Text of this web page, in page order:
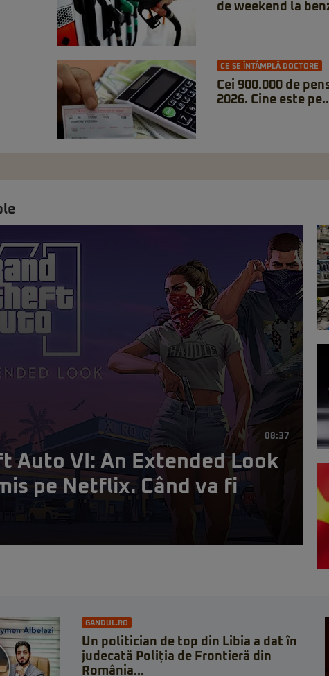
de weekend la
CE SE ÎNTÂMPLĂ DOCTORE
Cei 900.000 de
2026. Cine este
08:37
Auto VI: An Extended Look
pe Netflix. Când va fi
GANDUL.RO
Un politician de top din Libia a dat în
judecată Poliția de Frontieră din
România...